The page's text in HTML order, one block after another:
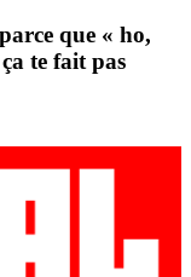
que « ho,
te fait pas